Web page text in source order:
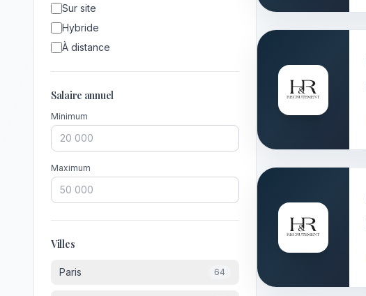
Sur site
Hybride
À distance
Salaire annuel
Minimum
Maximum
Villes
Paris 64